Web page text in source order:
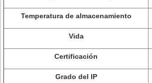
Temperatura de almacenamiento
Vida
Certificación
Grado del IP